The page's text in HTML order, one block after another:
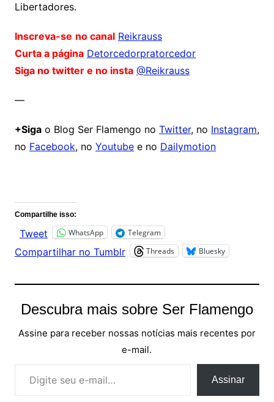
Libertadores.
Inscreva-se no canal Reikrauss
Curta a página Detorcedorpratorcedor
Siga no twitter e no insta @Reikrauss
—
+Sigao Blog Ser Flamengo no Twitter, no Instagram,
no Facebook, no Youtubee no Dailymotion
Compartilhe isso:
Tweet WhatsApp Telegram
Compartilhar no Tumblr Threads Bluesky
Descubra mais sobre Ser Flamengo
Assine para receber nossas notícias mais recentes por
e-mail.
Assinar